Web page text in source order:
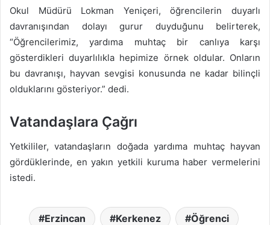
Okul Müdürü Lokman Yeniçeri, öğrencilerin duyarlı
davranışından dolayı gurur duyduğunu belirterek,
“Öğrencilerimiz, yardıma muhtaç bir canlıya karşı
gösterdikleri duyarlılıkla hepimize örnek oldular. Onların
bu davranışı, hayvan sevgisi konusunda ne kadar bilinçli
olduklarını gösteriyor.” dedi.
Vatandaşlara Çağrı
Yetkililer, vatandaşların doğada yardıma muhtaç hayvan
gördüklerinde, en yakın yetkili kuruma haber vermelerini
istedi.
Erzincan Kerkenez Öğrenci